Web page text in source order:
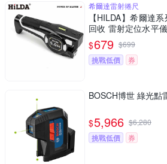
希爾達雷射捲尺
【HILDA】希爾達
回收 雷射定位水平
器
$679 $699
挑戰低價
券
BOSCH博世 綠光點
$5,966 $6,280
挑戰低價
券